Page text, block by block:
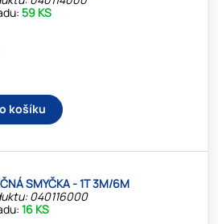
59 KS
košíku
SMYČKA - 1T 3M/6M
040116000
16 KS